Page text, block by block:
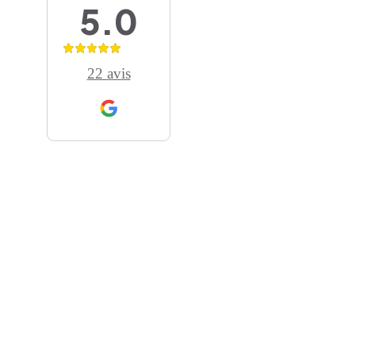
5.0
22 avis